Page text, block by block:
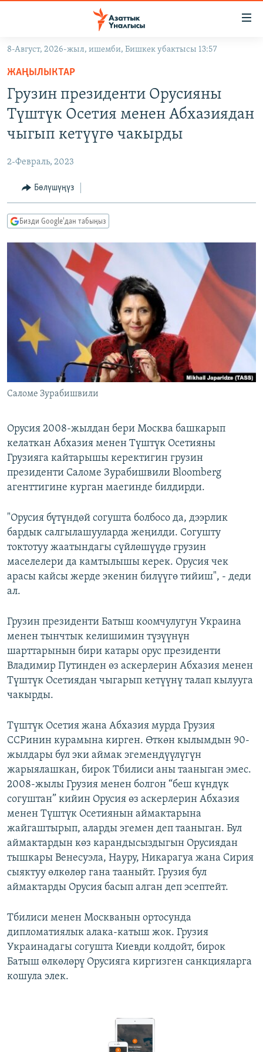
Навигацияга
өтүңүз
Издөөгө
салыңызКЫРГЫЗСТАН
МАДАНИЯТ
ДҮЙНӨ
УКРАИНА
ТВ ПРОГРАММАЛАР
БҮГҮН АЗАТТЫКТА
ДАНИСТЕ
ЭЖЕ-СИҢДИЛЕР
АЗАТТЫК+
ЫҢГАЙСЫЗ СУРООЛОР
ПОДКАСТ
Русский
ОНЛАЙН ШЕРИНЕ
ЭЕ/АРнун бардык сайттары
8-Август, 2026-жыл, ишемби, Бишкек убактысы 13:57
ЖАҢЫЛЫКТАР
Грузин президенти Орусияны
Түштүк Осетия менен Абхазиядан
чыгып кетүүгө чакырды
2-Февраль, 2023
Бөлүшүңүз
Бизди Google'дан табыңыз
Саломе Зурабишвили
Орусия 2008-жылдан бери Москва башкарып
келаткан Абхазия менен Түштүк Осетияны
Грузияга кайтарышы керектигин грузин
президенти Саломе Зурабишвили Bloomberg
агенттигине курган маегинде билдирди.
"Орусия бүтүндөй согушта болбосо да, дээрлик
бардык салгылашууларда жеңилди. Согушту
токтотуу жаатындагы сүйлөшүүдө грузин
маселелери да камтылышы керек. Орусия чек
арасы кайсы жерде экенин билүүгө тийиш", - деди
ал.
Грузин президенти Батыш коомчулугун Украина
менен тынчтык келишимин түзүүнүн
шарттарынын бири катары орус президенти
Владимир Путинден өз аскерлерин Абхазия менен
Түштүк Осетиядан чыгарып кетүүнү талап кылууга
чакырды.
Түштүк Осетия жана Абхазия мурда Грузия
ССРинин курамына кирген. Өткөн кылымдын 90-
жылдары бул эки аймак эгемендүүлүгүн
жарыялашкан, бирок Тбилиси аны тааныган эмес.
2008-жылы Грузия менен болгон “беш күндүк
согуштан” кийин Орусия өз аскерлерин Абхазия
менен Түштүк Осетиянын аймактарына
жайгаштырып, аларды эгемен деп тааныган. Бул
аймактардын көз карандысыздыгын Орусиядан
тышкары Венесуэла, Науру, Никарагуа жана Сирия
сыяктуу өлкөлөр гана тааныйт. Грузия бул
аймактарды Орусия басып алган деп эсептейт.
Тбилиси менен Москванын ортосунда
дипломатиялык алака-катыш жок. Грузия
Украинадагы согушта Киевди колдойт, бирок
Батыш өлкөлөрү Орусияга киргизген санкцияларга
кошула элек.